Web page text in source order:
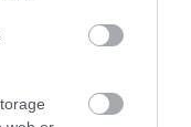
szerint